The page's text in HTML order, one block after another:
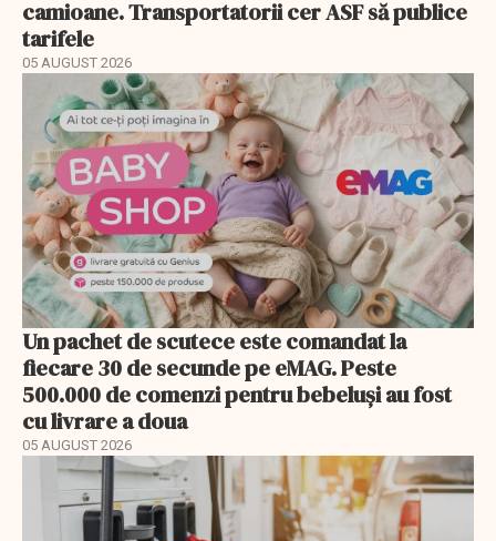
camioane. Transportatorii cer ASF să publice
tarifele
05 AUGUST 2026
Un pachet de scutece este comandat la
fiecare 30 de secunde pe eMAG. Peste
500.000 de comenzi pentru bebeluși au fost
cu livrare a doua
05 AUGUST 2026